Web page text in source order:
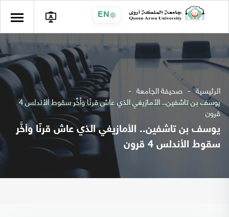
EN
الرئيسية صحيفة الجامعة
يوسف بن تاشفين.. الأمازيغي الذي عاش قرنًا وأخَّر سقوط الأندلس 4
قرون
يوسف بن تاشفين.. الأمازيغي الذي عاش قرنًا وأخَّر
سقوط الأندلس 4 قرون